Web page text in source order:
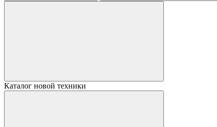
Каталог новой техники